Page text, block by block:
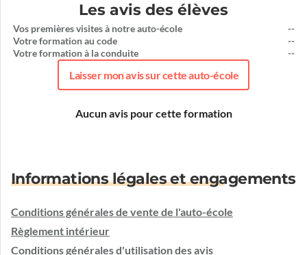
Les avis des élèves
Vos premières visites à notre auto-école
Votre formation au code
Votre formation à la conduite
--
--
--
Laisser mon avis sur cette auto-école
Aucun avis pour cette formation
Informations légales et engagements
Conditions générales de vente de l'auto-école
Règlement intérieur
Conditions générales d'utilisation des avis